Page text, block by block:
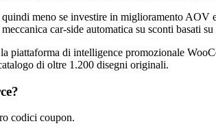
meno se investire in miglioramento
car-side automatica su sconti basati
piattaforma di intelligence promozionale
di oltre 1.200 disegni originali.
codici coupon.